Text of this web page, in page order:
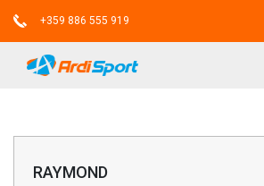
+359 886 555 919
RAYMOND